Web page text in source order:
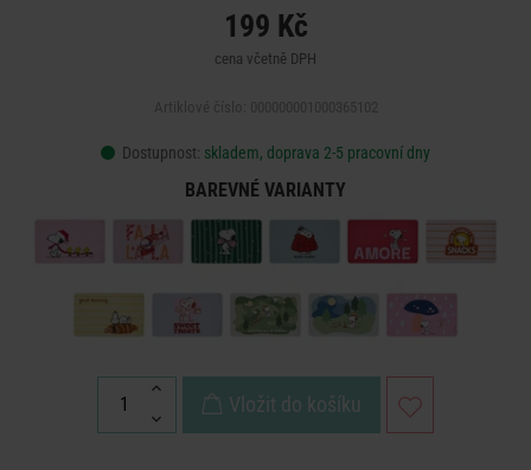
199 Kč
cena včetně DPH
Dostupnost: skladem, doprava 2-5 pracovní dny
BAREVNÉ VARIANTY
Vložit do košíku